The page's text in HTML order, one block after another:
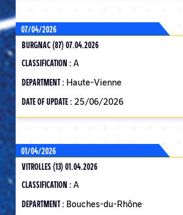
07/04/2026
BURGNAC (87) 07.04.2026
CLASSIFICATION : A
DEPARTMENT : Haute-Vienne
DATE OF UPDATE : 25/06/2026
01/04/2026
VITROLLES (13) 01.04.2026
CLASSIFICATION : A
DEPARTMENT : Bouches-du-Rhône